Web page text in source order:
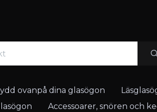
ovanpå dina glasögon
Accessoarer, snören och